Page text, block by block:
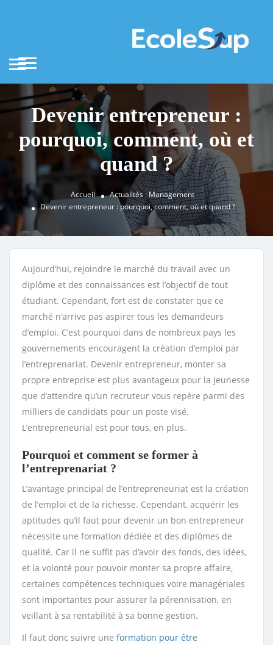
Devenir entrepreneur :
pourquoi, comment, où et
quand ?
Accueil
Actualités : Management
Devenir entrepreneur : pourquoi, comment, où et quand ?
Aujourd’hui, rejoindre le marché du travail avec un
diplôme et des connaissances est l’objectif de tout
étudiant. Cependant, fort est de constater que ce
marché n’arrive pas aspirer tous les demandeurs
d’emploi. C’est pourquoi dans de nombreux pays les
gouvernements encouragent la création d’emploi par
l’entreprenariat. Devenir entrepreneur, monter sa
propre entreprise est plus avantageux pour la jeunesse
que d’attendre qu’un recruteur vous repère parmi des
milliers de candidats pour un poste visé.
L’entrepreneurial est pour tous, en plus.
Pourquoi et comment se former à
l’entreprenariat ?
L’avantage principal de l’entrepreneuriat est la création
de l’emploi et de la richesse. Cependant, acquérir les
aptitudes qu’il faut pour devenir un bon entrepreneur
nécessite une formation dédiée et des diplômes de
qualité. Car il ne suffit pas d’avoir des fonds, des idées,
et la volonté pour pouvoir monter sa propre affaire,
certaines compétences techniques voire managériales
sont importantes pour assurer la pérennisation, en
veillant à sa rentabilité à sa bonne gestion.
Il faut donc suivre une formation pour être